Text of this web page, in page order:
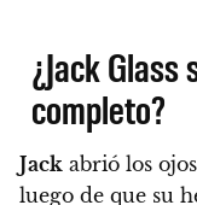
¿Jack
completo?
Jack abrió los
luego de que su